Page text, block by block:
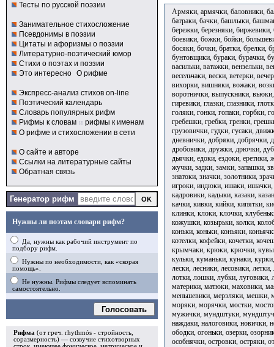
Тесты по русской поэзии
Занимательное стихосложение
Псевдонимы в поэзии
Цитаты и афоризмы о поэзии
Литературно-поэтический юмор
Стихи о поэтах и поэзии
Это интересно О рифме
Экспресс-анализ стихов on-line
Поэтический календарь
Словарь популярных рифм
Рифмы к словам и рифмы к именам
О рифме и стихосложении в сети
О сайте и авторе
Ссылки на литературные сайты
Обратная связь
Генератор рифм
Нужны ли поэтам словари рифм?
Да, нужны как рабочий инструмент по
подбору рифм.
Нужны по необходимости, как «скорая
помощь».
Не нужны. Рифмы следует вспоминать
самостоятельно.
Голосовать
Рифма (от греч. rhythmós - стройность,
соразмерность) — созвучие стихотворных
Армяки, армячки, баловники,
батраки, бачки, башлыки,
бережки, березняки,
боевики, божки, бойки,
босяки, бочки, братки, брелки,
бунтовщики, бураки, бурачки,
васильки, ватажки, вензельки,
весельчаки, вески, ветерки,
вихорки, вишняки, вожаки,
воротнички, выпускники,
гиревики, глазки, глазники,
голяки, гонки, гопаки, горбки,
гребешки, гребки, гренки,
грузовички, гудки, гусаки,
дневнички, добряки,
дробовики, дружки, дрючки,
дьячки, едоки, ездоки,
жучки, задки, замки, запашки,
знатоки, значки, золотники,
игроки, индюки, ишаки, ишачки,
кадровики, кадыки, казаки,
качки, кивки, кийки, кипятки,
клинки, клоки, клочки,
кожушки, козырьки, колки,
коньки, коньки, коньяки,
котелки, кофейки, кочетки,
крымчаки, крюки, крючки,
кульки, куманьки, кунаки,
лески, лесники, лесовики,
лотки, лошки, лубки, луговики,
материки, матюки, маховики,
меньшевики, мерзляки, мешки,
моряки, морячки, мостки,
мужички, мундштуки,
наждаки, налоговики, новички,
ободки, огоньки, озерки,
особнячки, островки, остряки,